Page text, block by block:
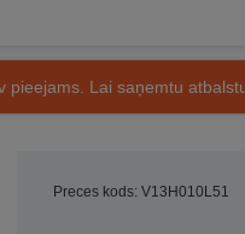
Lai saņemtu
Preces kods: V13H010L51